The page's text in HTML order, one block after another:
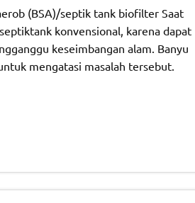
(BSA)/septik tank biofilter Saat
konvensional, karena dapat
keseimbangan alam. Banyu
mengatasi masalah tersebut.